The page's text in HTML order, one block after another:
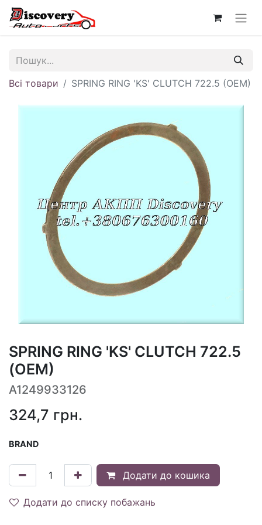
Всі товари SPRING RING 'KS' CLUTCH 722.5 (OEM)
SPRING RING 'KS' CLUTCH 722.5
(OEM)
A1249933126
324,7 грн.
BRAND
Додати до кошика
Додати до списку побажань